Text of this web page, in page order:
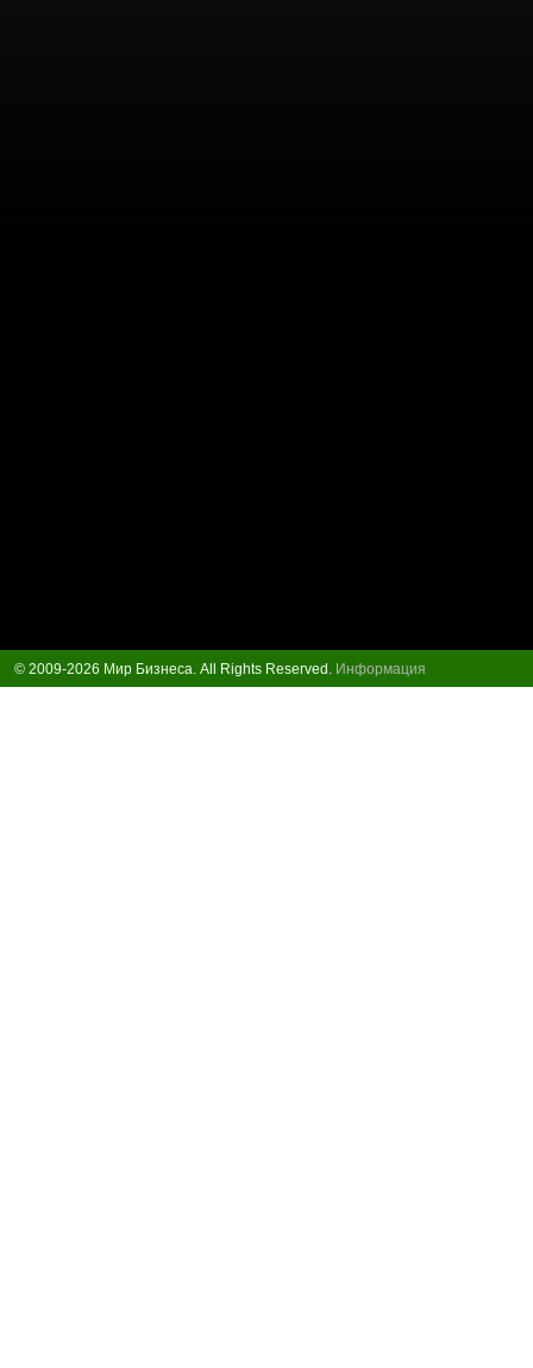
© 2009-2026 Мир Бизнеса. All Rights Reserved. Информация